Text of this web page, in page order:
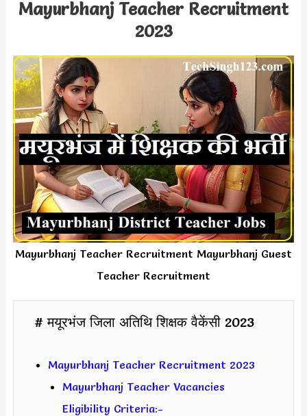
Mayurbhanj Teacher Recruitment
2023
Mayurbhanj Teacher Recruitment Mayurbhanj Guest
Teacher Recruitment
# मयूरभंज जिला अतिथि शिक्षक वैकेंसी 2023
Mayurbhanj Teacher Recruitment 2023
Mayurbhanj Teacher Vacancies
Eligibility Criteria:-